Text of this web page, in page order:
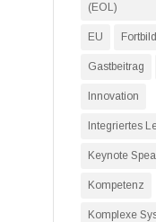
(EOL)
EU
Gastbeitrag
Innovation
Integriertes
Keynote
Kompetenz
Komplexe